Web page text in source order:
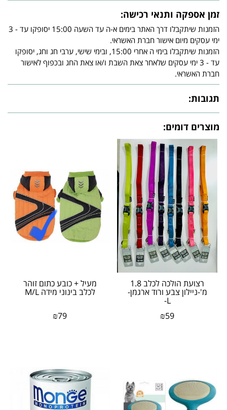
זמן אספקה ותנאי רכישה:
הזמנות שיתקבלו דרך האתר בימים א-ה עד השעה 15:00 יסופקו עד - 3
ימי עסקים מיום אישור חברת האשראי.
הזמנות שיתקבלו בימי ה אחרי 15:00, ובימי שישי, ערבי חג וחג, יסופקו
עד - 3 ימי עסקים שלאחר צאת השבת ו/או צאת החג ובכפוף לאישור
חברת האשראי.
תגובות:
מוצרים דומים:
רצועת הולכה לכלב 1.8
מ'-ניילון צבע ורוד ארגמן-
L-
₪59
מעיל + כובע כתום זוהר
לכלב בינוני מידה M/L
₪79